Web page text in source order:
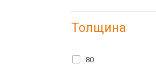
Толщина
80